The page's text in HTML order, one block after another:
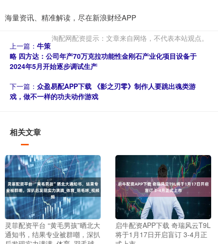
海量资讯、精准解读，尽在新浪财经APP
淘配网配资提示：文章来自网络，不代表本站观点。
上一篇： 牛策
略 四方达：公司年产70万克拉功能性金刚石产业化项目设备于
2024年5月开始逐步调试生产
下一篇： 众盈易配APP下载 《影之刃零》制作人要跳出魂类游
戏，做不一样的功夫动作游戏
相关文章
灵菲配资平台 “黄毛男孩”晒北大
通知书，结果专业被群嘲，深扒
启牛配资APP下载 奇瑞风云T9L
将于1月17日开启盲订 3-4月正